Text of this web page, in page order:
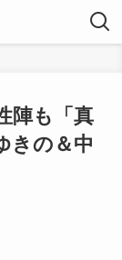
陣も「真
きの＆中